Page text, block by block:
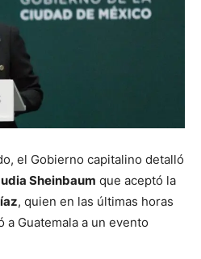
el Gobierno capitalino detalló
Sheinbaum que aceptó la
, quien en las últimas horas
a Guatemala a un evento